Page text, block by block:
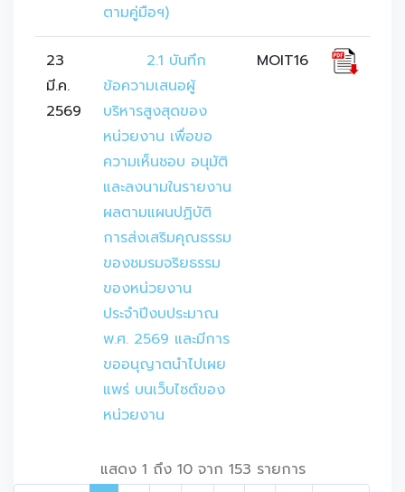
ตามคู่มือฯ)
23
มี.ค.
2569
ข้อความเสนอผู้
บริหารสูงสุดของ
หน่วยงาน เพื่อขอ
ความเห็นชอบ อนุมัติ
และลงนามในรายงาน
ผลตามแผนปฏิบัติ
การส่งเสริมคุณธรรม
ของชมรมจริยธรรม
ของหน่วยงาน
ประจำปีงบประมาณ
พ.ศ. 2569 และมีการ
ขออนุญาตนำไปเผย
แพร่ บนเว็บไซต์ของ
หน่วยงาน
MOIT16
แสดง 1 ถึง 10 จาก 153 รายการ